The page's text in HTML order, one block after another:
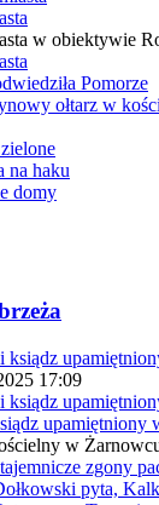
w obiektywie
Pomorze
ołtarz w
na haku
domy
17:09
upamiętniony
w Żarnowcu
zgony
pyta,